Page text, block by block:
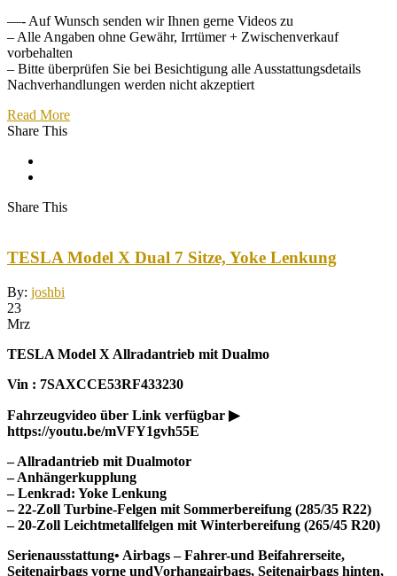
—- Auf Wunsch senden wir Ihnen gerne Videos zu
– Alle Angaben ohne Gewähr, Irrtümer + Zwischenverkauf
vorbehalten
– Bitte überprüfen Sie bei Besichtigung alle Ausstattungsdetails
Nachverhandlungen werden nicht akzeptiert
Read More
Share This
Share This
TESLA Model X Dual 7 Sitze, Yoke Lenkung
By: joshbi
23
Mrz
TESLA Model X Allradantrieb mit Dualmo
Vin : 7SAXCCE53RF433230
Fahrzeugvideo über Link verfügbar ▶
https://youtu.be/mVFY1gvh55E
– Allradantrieb mit Dualmotor
– Anhängerkupplung
– Lenkrad: Yoke Lenkung
– 22-Zoll Turbine-Felgen mit Sommerbereifung (285/35 R22)
– 20-Zoll Leichtmetallfelgen mit Winterbereifung (265/45 R20)
Serienausstattung• Airbags – Fahrer-und Beifahrerseite,
Seitenairbags vorne undVorhangairbags, Seitenairbags hinten,